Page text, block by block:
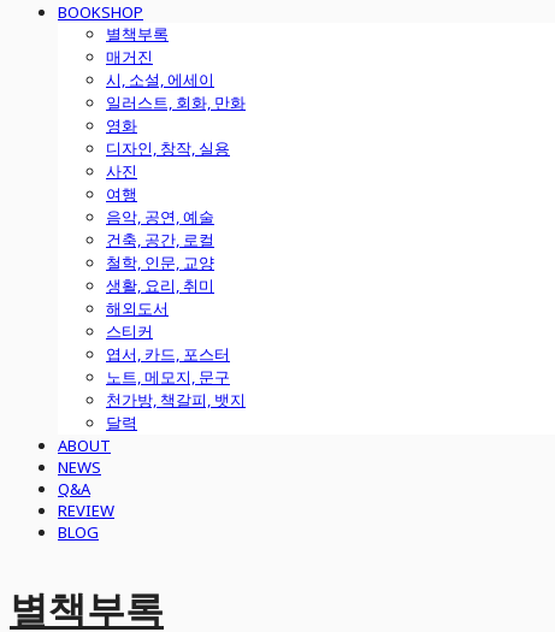
BOOKSHOP
별책부록
매거진
시, 소설, 에세이
일러스트, 회화, 만화
영화
디자인, 창작, 실용
사진
여행
음악, 공연, 예술
건축, 공간, 로컬
철학, 인문, 교양
생활, 요리, 취미
해외도서
스티커
엽서, 카드, 포스터
노트, 메모지, 문구
천가방, 책갈피, 뱃지
달력
ABOUT
NEWS
Q&A
REVIEW
BLOG
별책부록